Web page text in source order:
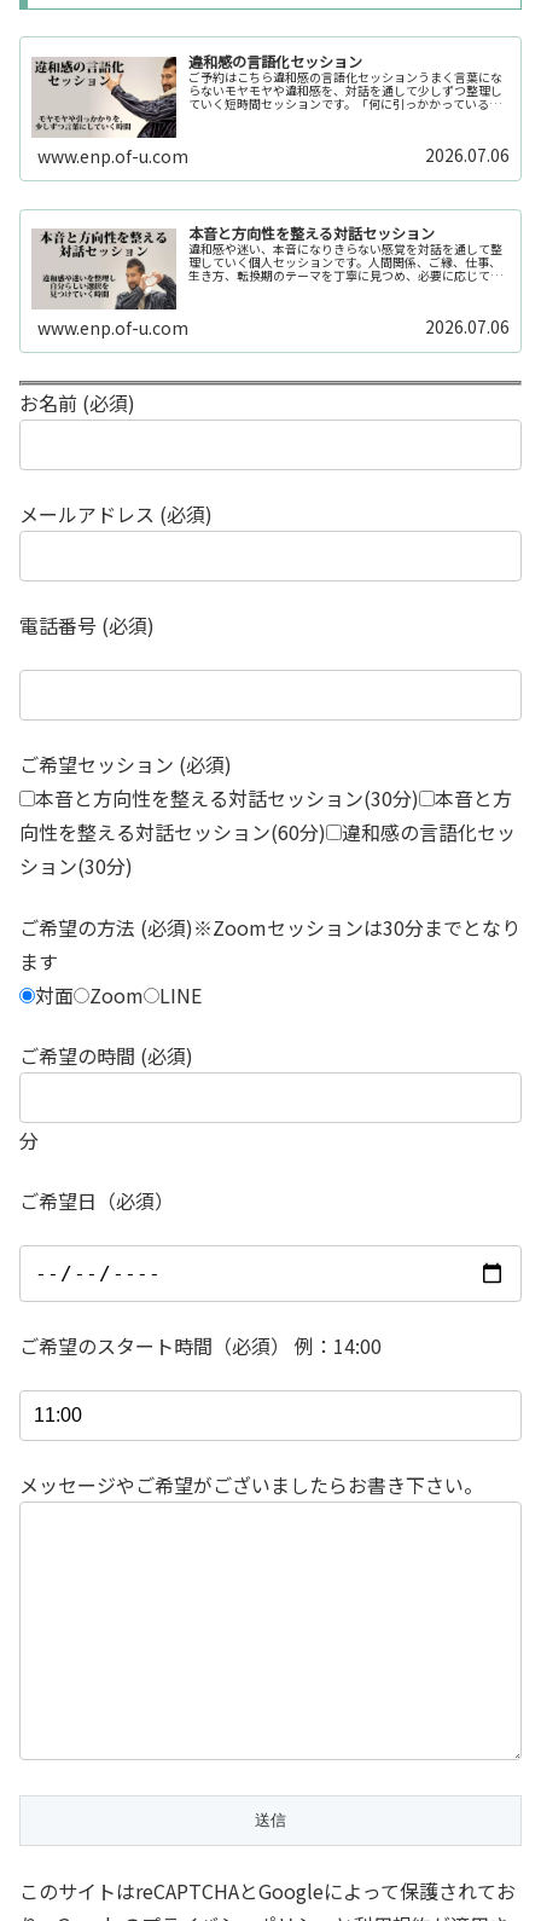
違和感の言語化セッション
ご予約はこちら違和感の言語化セッションうまく言葉にな
らないモヤモヤや違和感を、対話を通して少しずつ整理し
ていく短時間セッションです。「何に引っかかっているの
www.enp.of-u.com 2026.07.06
本音と方向性を整える対話セッション
違和感や迷い、本音になりきらない感覚を対話を通して整
理していく個人セッションです。人間関係、ご縁、仕事、
生き方、転換期のテーマを丁寧に見つめ、必要に応じてカ
www.enp.of-u.com 2026.07.06
お名前 (必須)
メールアドレス (必須)
電話番号 (必須)
ご希望セッション (必須)
本音と方向性を整える対話セッション(30分) 本音と方
向性を整える対話セッション(60分) 違和感の言語化セッ
ション(30分)
ご希望の方法 (必須)※Zoomセッションは30分までとなり
ます
対面 Zoom LINE
ご希望の時間 (必須)
分
ご希望日（必須）
ご希望のスタート時間（必須） 例：14:00
メッセージやご希望がございましたらお書き下さい。
このサイトはreCAPTCHAとGoogleによって保護されてお